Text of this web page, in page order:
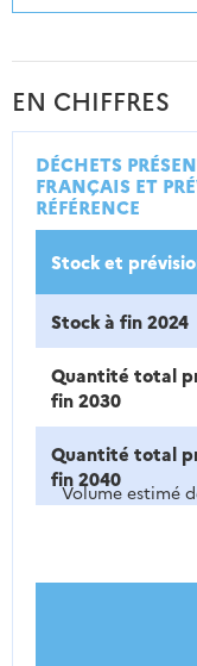
EN CHIFFRES
DÉCHETS
FRANÇAIS ET
RÉFÉRENCE
Stock et
Stock à fin 2024
Quantité total
fin 2030
Quantité total
fin 2040
Volume estimé